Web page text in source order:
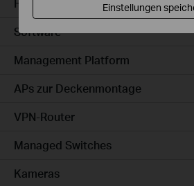
Hardware
Software
Management Platform
APs zur Deckenmontage
VPN-Router
Managed Switches
Kameras
Einstellungen